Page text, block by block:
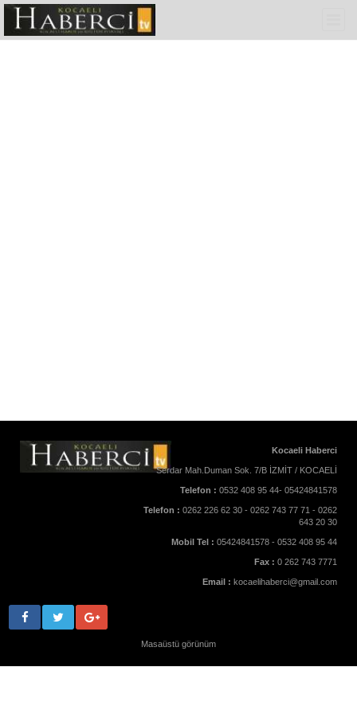
Kocaeli Haberci
Serdar Mah.Duman Sok. 7/B İZMİT / KOCAELİ
Telefon : 0532 408 95 44- 05424841578
Telefon : 0262 226 62 30 - 0262 743 77 71 - 0262
643 20 30
Mobil Tel : 05424841578 - 0532 408 95 44
Fax : 0 262 743 7771
Email : kocaelihaberci@gmail.com
Masaüstü görünüm